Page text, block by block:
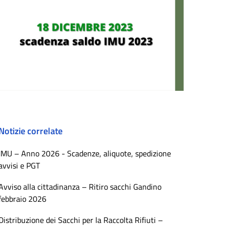
correlate
– Anno 2026 - Scadenze, aliquote, spedizione
e PGT
alla cittadinanza – Ritiro sacchi Gandino
2026
dei Sacchi per la Raccolta Rifiuti –